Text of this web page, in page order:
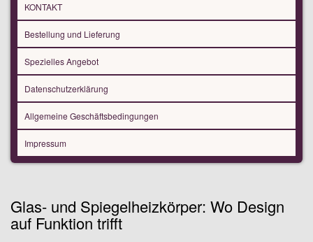
KONTAKT
Bestellung und Lieferung
Spezielles Angebot
Datenschutzerklärung
Allgemeine Geschäftsbedingungen
Impressum
Glas- und Spiegelheizkörper: Wo Design
auf Funktion trifft